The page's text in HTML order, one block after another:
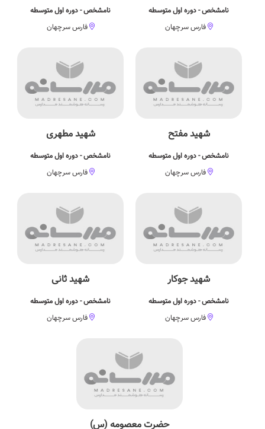
نامشخص - دوره اول متوسطه
فارس سرچهان
نامشخص - دوره اول متوسطه
فارس سرچهان
شهید مفتح
نامشخص - دوره اول متوسطه
فارس سرچهان
شهید مطهری
نامشخص - دوره اول متوسطه
فارس سرچهان
شهید جوکار
نامشخص - دوره اول متوسطه
فارس سرچهان
شهید ثانی
نامشخص - دوره اول متوسطه
فارس سرچهان
حضرت معصومه (س)